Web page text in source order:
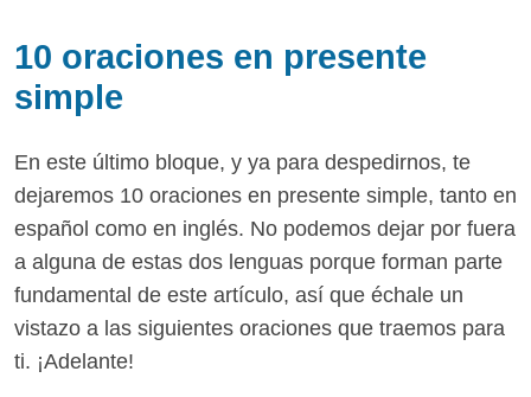
10 oraciones en presente
simple
En este último bloque, y ya para despedirnos, te
dejaremos 10 oraciones en presente simple, tanto en
español como en inglés. No podemos dejar por fuera
a alguna de estas dos lenguas porque forman parte
fundamental de este artículo, así que échale un
vistazo a las siguientes oraciones que traemos para
ti. ¡Adelante!